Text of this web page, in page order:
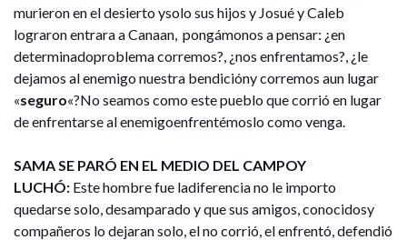
murieron en el desierto ysolo sus hijos y Josué y Caleb
lograron entrara a Canaan, pongámonos a pensar: ¿en
determinadoproblema corremos?, ¿nos enfrentamos?, ¿le
dejamos al enemigo nuestra bendicióny corremos aun lugar
«seguro«?No seamos como este pueblo que corrió en lugar
de enfrentarse al enemigoenfrentémoslo como venga.
SAMA SE PARÓ EN EL MEDIO DEL CAMPOY
LUCHÓ: Este hombre fue ladiferencia no le importo
quedarse solo, desamparado y que sus amigos, conocidosy
compañeros lo dejaran solo, el no corrió, el enfrentó, defendió